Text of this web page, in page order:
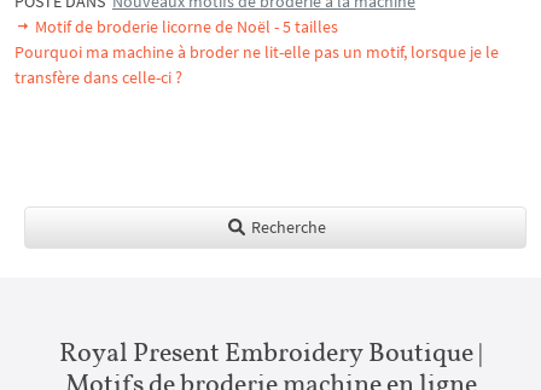
Motif de broderie licorne de Noël - 5 tailles
Pourquoi ma machine à broder ne lit-elle pas un motif, lorsque je le
transfère dans celle-ci ?
Recherche
Royal Present Embroidery Boutique |
Motifs de broderie machine en ligne